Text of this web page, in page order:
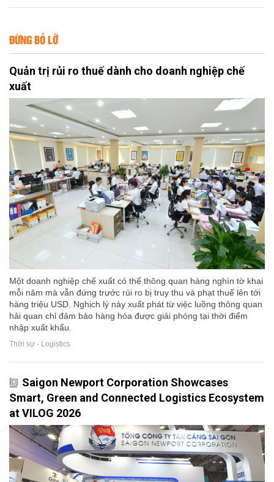
ĐỪNG BỎ LỠ
Quản trị rủi ro thuế dành cho doanh nghiệp chế
xuất
Một doanh nghiệp chế xuất có thể thông quan hàng nghìn tờ khai
mỗi năm mà vẫn đứng trước rủi ro bị truy thu và phạt thuế lên tới
hàng triệu USD. Nghịch lý này xuất phát từ việc luồng thông quan
hải quan chỉ đảm bảo hàng hóa được giải phóng tại thời điểm
nhập xuất khẩu.
Thời sự - Logistics
Saigon Newport Corporation Showcases
Smart, Green and Connected Logistics Ecosystem
at VILOG 2026